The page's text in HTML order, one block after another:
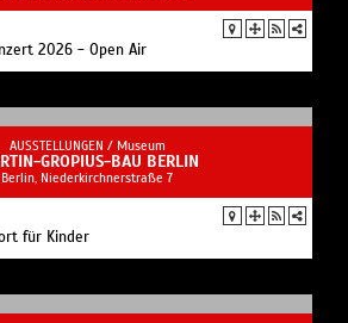
2026 - Open Air
AUSSTELLUNGEN / Museum
GROPIUS-BAU BERLIN
Berlin, Niederkirchnerstraße 7
für Kinder